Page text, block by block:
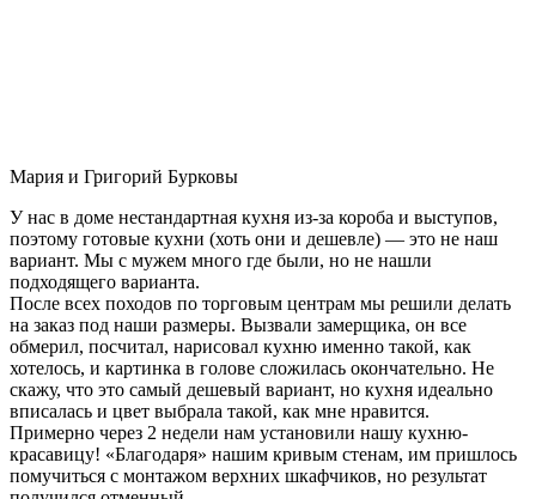
Мария и Григорий Бурковы
У нас в доме нестандартная кухня из-за короба и выступов,
поэтому готовые кухни (хоть они и дешевле) — это не наш
вариант. Мы с мужем много где были, но не нашли
подходящего варианта.
После всех походов по торговым центрам мы решили делать
на заказ под наши размеры. Вызвали замерщика, он все
обмерил, посчитал, нарисовал кухню именно такой, как
хотелось, и картинка в голове сложилась окончательно. Не
скажу, что это самый дешевый вариант, но кухня идеально
вписалась и цвет выбрала такой, как мне нравится.
Примерно через 2 недели нам установили нашу кухню-
красавицу! «Благодаря» нашим кривым стенам, им пришлось
помучиться с монтажом верхних шкафчиков, но результат